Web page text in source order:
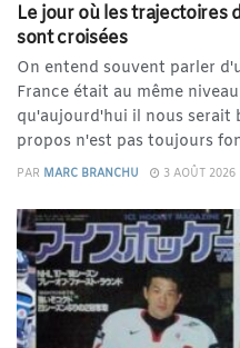
Le jour où les trajectoires
sont croisées
On entend souvent parler
France était au même
qu'aujourd'hui il nous serait
propos n'est pas toujours
PAR MARC BRANCHU 3 AOÛT 2026